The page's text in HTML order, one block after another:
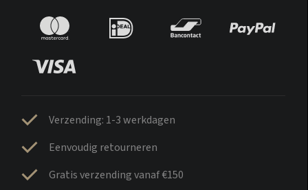
Verzending: 1-3 werkdagen
Eenvoudig retourneren
Gratis verzending vanaf €150